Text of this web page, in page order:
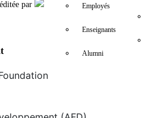
par Employés
Enseignants
Alumni